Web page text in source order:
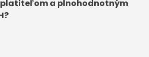
a plnohodnotným